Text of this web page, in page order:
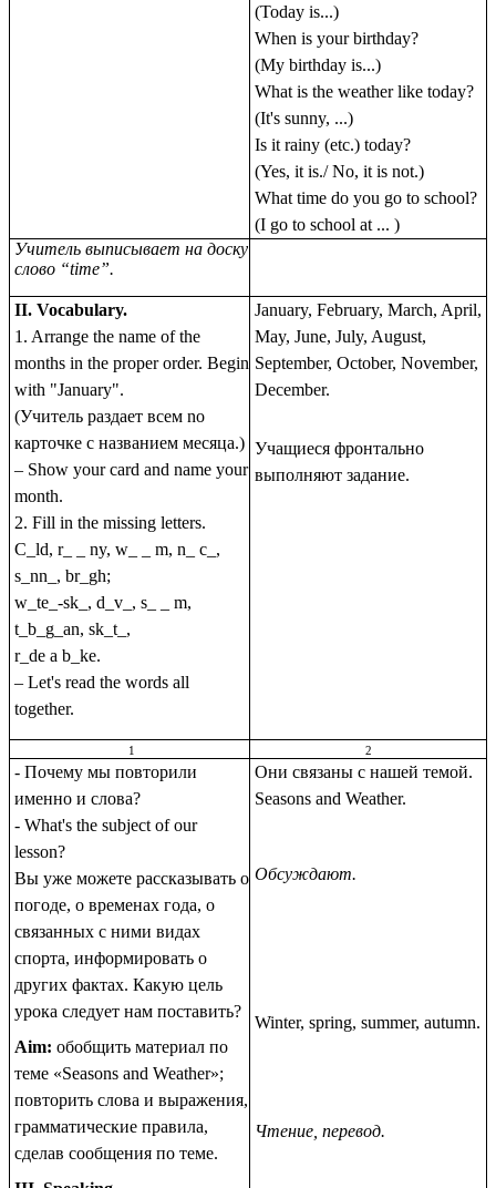
(Today is...)
When is your birthday?
(My birthday is...)
What is the weather like today?
(It's sunny, ...)
Is it rainy (etc.) today?
(Yes, it is./ No, it is not.)
What time do you go to school?
(I go to school at ... )
Учитель выписывает на доску
слово “time”.
II. Vocabulary.
1. Arrange the name of the
months in the proper order. Begin
with "January".
(Учитель раздает вceм no
карточке c названием месяца.)
– Show your card and name your
month.
2. Fill in the missing letters.
C_ld, r_ _ ny, w_ _ m, n_ c_,
s_nn_, br_gh;
w_te_-sk_, d_v_, s_ _ m,
t_b_g_an, sk_t_,
r_de a b_ke.
– Let's read the words all
together.
January, February, March, April,
May, June, July, August,
September, October, November,
December.
Учащиеся фронтально
выполняют задание.
1 2
- Почему мы повторили
именно и слова?
- What's the subject of our
lesson?
Вы уже можете рассказывать o
погоде, o временах года, o
связанных c ними видах
спорта, информировать o
других фaктax. Какую цель
урока следует нам поставить?
Aim: обобщить материал по
теме «Seasons and Weather»;
повторить слова и выражения,
грамматические правила,
сделав сообщения по теме.
Они связаны c нашей темой.
Seasons and Weather.
Обсуждают.
Winter, spring, summer, autumn.
Чтение, перевод.